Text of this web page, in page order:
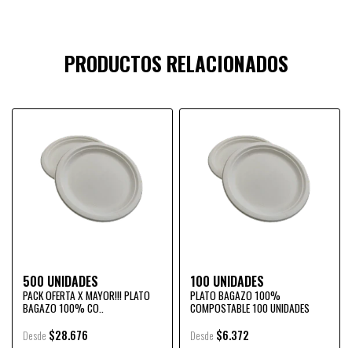
PRODUCTOS RELACIONADOS
500 UNIDADES
PACK OFERTA X MAYOR!!! PLATO
BAGAZO 100% CO..
Desde $28.676
100 UNIDADES
PLATO BAGAZO 100%
COMPOSTABLE 100 UNIDADES
Desde $6.372